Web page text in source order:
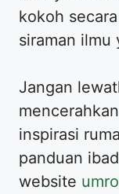
kokoh
siraman ilmu
Jangan
inspirasi
panduan
website